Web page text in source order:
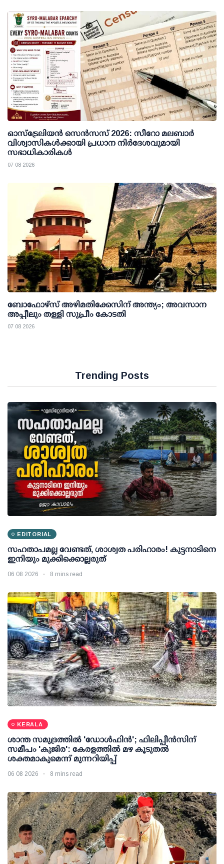
ഓസ്ട്രേലിയൻ സെൻസസ് 2026: സീറോ മലബാർ
വിശ്വാസികൾക്കായി പ്രധാന നിർദേശവുമായി
സഭാധികാരികൾ
07 08 2026
ബോഫോഴ്സ് അഴിമതിക്കേസിന് അന്ത്യം; അവസാന
അപ്പീലും തള്ളി സുപ്രീം കോടതി
07 08 2026
Trending Posts
EDITORIAL
സഹതാപമല്ല വേണ്ടത്, ശാശ്വത പരിഹാരം! കുട്ടനാടിനെ
ഇനിയും മുക്കിക്കൊല്ലരുത്
06 08 2026 8 mins read
KERALA
ശാന്ത സമുദ്രത്തില്‍ 'ഡോള്‍ഫിന്‍'; ഫിലിപ്പീന്‍സിന്
സമീപം 'കുജിര': കേരളത്തില്‍ മഴ കൂടുതല്‍
ശക്തമാകുമെന്ന് മുന്നറിയിപ്പ്
06 08 2026 8 mins read